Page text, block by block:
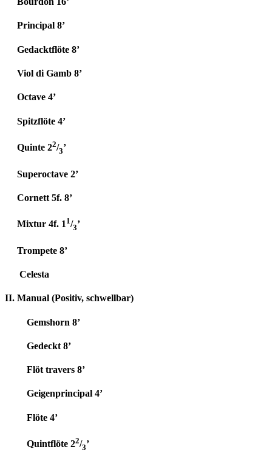
Principal 8’
Gedacktflöte 8’
Viol di Gamb 8’
Octave 4’
Spitzflöte 4’
Quinte 22/3’
Superoctave 2’
Cornett 5f. 8’
Mixtur 4f. 11/3’
Trompete 8’
Celesta
II. Manual (Positiv, schwellbar)
Gemshorn 8’
Gedeckt 8’
Flöt travers 8’
Geigenprincipal 4’
Flöte 4’
Quintflöte 22/3’